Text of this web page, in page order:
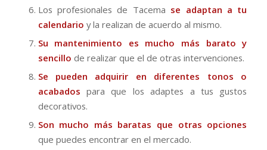
Los profesionales de Tacema se adaptan a tu
calendario y la realizan de acuerdo al mismo.
Su mantenimiento es mucho más barato y
sencillo de realizar que el de otras intervenciones.
Se pueden adquirir en diferentes tonos o
acabados para que los adaptes a tus gustos
decorativos.
Son mucho más baratas que otras opciones
que puedes encontrar en el mercado.